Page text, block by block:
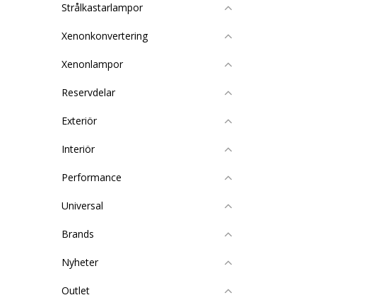
Strålkastarlampor
Xenonkonvertering
Xenonlampor
Reservdelar
Exteriör
Interiör
Performance
Universal
Brands
Nyheter
Outlet